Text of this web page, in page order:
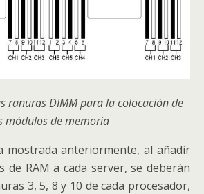
ranuras DIMM para la colocación de
módulos de memoria
mostrada anteriormente, al añadir
de RAM a cada server, se deberán
3, 5, 8 y 10 de cada procesador,